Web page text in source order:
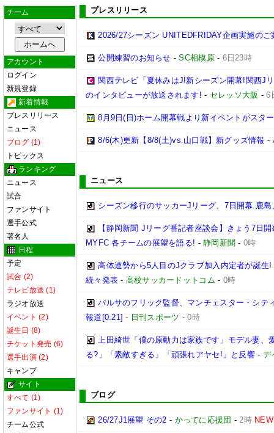
チーム
アカウント
ログイン
新規登録
新着情報
プレスリリース
ニュース
ブログ (1)
トピックス
ランキング
ニュース
試合
ファンサイト
選手公式
著名人
日程
予定
試合 (2)
テレビ放送 (1)
ラジオ放送
イベント (2)
誕生日 (8)
チケット発売 (6)
選手出演 (2)
キャンプ
サイト
すべて (1)
ファンサイト (1)
チーム公式
プレスリリース
2026/27シーズン UNITEDFRIDAY企画実施のご
公開練習のお知らせ -SC相模原- 6日23時
関西テレビ「夏休みはJ!新シーズン開幕!関西J
のインタビューが放送されます! - セレッソ大阪 -6
8月9日(日)ホーム開幕戦より新イベントがスタ
8/6(木)更新【8/8(土)vs.山口戦】新グッズ情報 -
ニュース
シーズン移行のサッカーJリーグ、7日開幕 鹿
【静岡新聞 Jリーグ番記者座談会】きょう7日
MYFC 各チームの展望を語る! -静岡新聞 - 0時
高体連勢から5人目のJクラブ加入内定者が誕
続々発表 - 高校サッカードットコム - 0時
バルサのフリック監督、マンチェスター・シテ
報道[0:21] - 日刊スポーツ -0時
上田綺世「僕の原動力は家族です」モデル妻
る?」「素敵すぎる」「頑張れアヤセ!」と反響- デ
ブログ
26/27J1展望 その2 - かってに応援団 -2時 NEW